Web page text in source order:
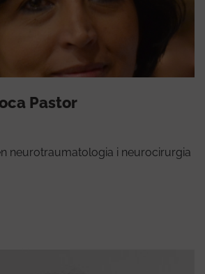
Pastor
neurotraumatologia i neurocirurgia